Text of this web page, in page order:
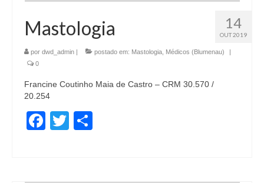
14
OUT 2019
Mastologia
por dwd_admin | postado em: Mastologia Médicos (Blumenau)
|
0
Francine Coutinho Maia de Castro – CRM 30.570 /
20.254
Facebook
Twitter